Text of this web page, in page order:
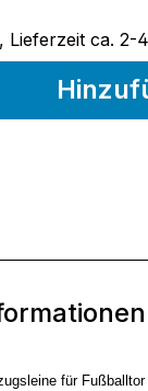
ca. 2-
für Fußballtor